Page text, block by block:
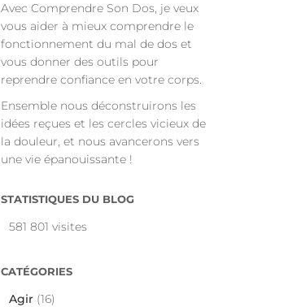
Avec Comprendre Son Dos, je veux
vous aider à mieux comprendre le
fonctionnement du mal de dos et
vous donner des outils pour
reprendre confiance en votre corps.
Ensemble nous déconstruirons les
idées reçues et les cercles vicieux de
la douleur, et nous avancerons vers
une vie épanouissante !
STATISTIQUES DU BLOG
581 801 visites
CATÉGORIES
Agir(16)